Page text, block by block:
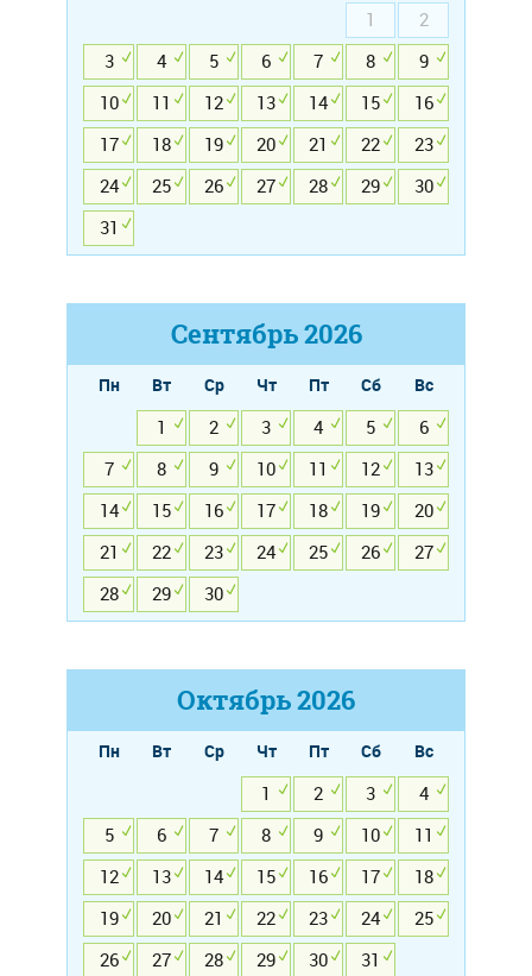
1
2
3
4 5 6 7 8
9
10
11 12 13 14 15
16
17
18 19 20 21 22
23
24
25 26 27 28 29
30
31
Сентябрь2026
Пн Вт Ср Чт Пт Сб
Вс
1
2 3 4 5
6
7
8 9 10 11 12
13
14
15 16 17 18 19
20
21
22 23 24 25 26
27
28
29 30
Октябрь2026
Пн Вт Ср Чт Пт Сб
Вс
1
2 3
4
5
6 7 8 9 10
11
12
13 14 15 16 17
18
19
20 21 22 23 24
25
26
27 28 29 30 31